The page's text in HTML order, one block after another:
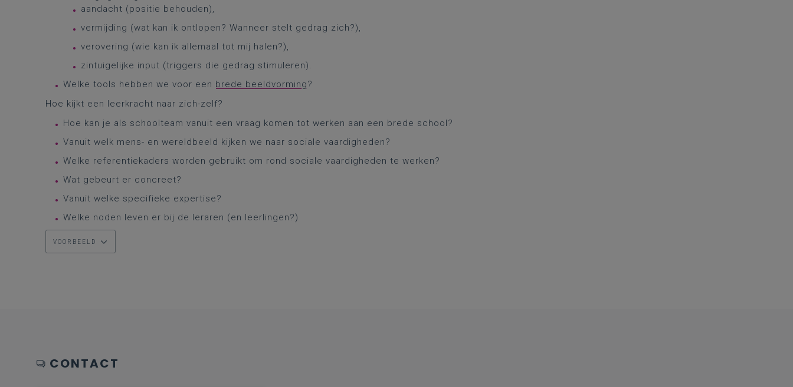
aandacht (positie behouden),
vermijding (wat kan ik ontlopen? Wanneer stelt gedrag zich?),
verovering (wie kan ik allemaal tot mij halen?),
zintuigelijke input (triggers die gedrag stimuleren).
Welke tools hebben we voor een brede beeldvorming?
Hoe kijkt een leerkracht naar zich-zelf?
Hoe kan je als schoolteam vanuit een vraag komen tot werken aan een brede school?
Vanuit welk mens- en wereldbeeld kijken we naar sociale vaardigheden?
Welke referentiekaders worden gebruikt om rond sociale vaardigheden te werken?
Wat gebeurt er concreet?
Vanuit welke specifieke expertise?
Welke noden leven er bij de leraren (en leerlingen?)
VOORBEELD
CONTACT